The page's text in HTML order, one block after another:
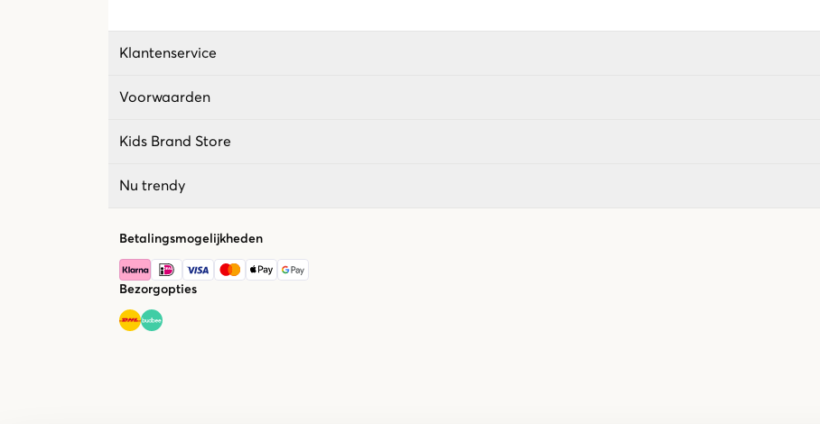
Klantenservice
Voorwaarden
Kids Brand Store
Nu trendy
Betalingsmogelijkheden
Bezorgopties